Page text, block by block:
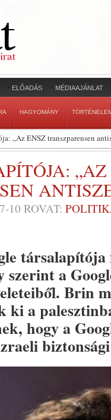
ELŐADÁS MÉDIAAJÁNLAT
HAGYOMÁNY
„Az ENSZ transzparensen
10 ROVAT:
szerint a
Brin
ki a
hogy a